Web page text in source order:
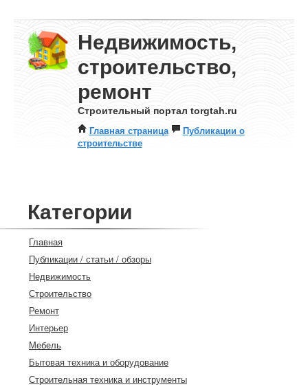
Недвижимость,
строительство,
ремонт
Строительный портал torgtah.ru
Главная страница
Публикации о
строительстве
Категории
Главная
Публикации / статьи / обзоры
Недвижимость
Строительство
Ремонт
Интерьер
Мебель
Бытовая техника и оборудование
Строительная техника и инструменты